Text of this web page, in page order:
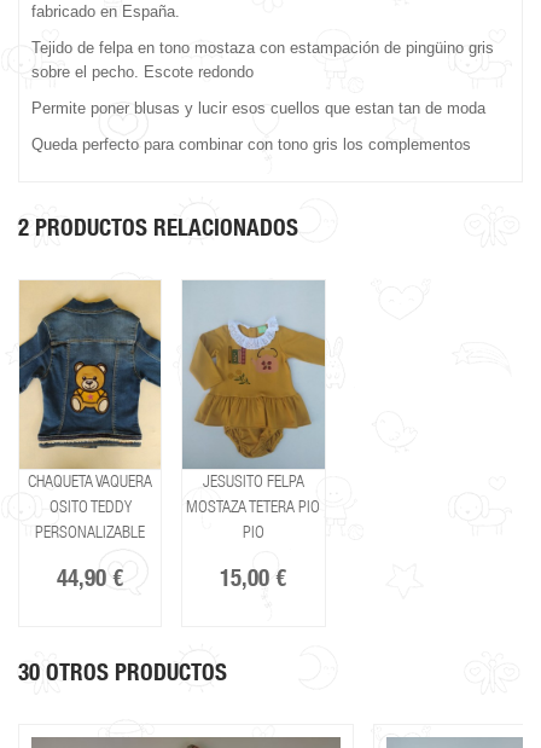
fabricado en España.
Tejido de felpa en tono mostaza con estampación de pingüino gris
sobre el pecho. Escote redondo
Permite poner blusas y lucir esos cuellos que estan tan de moda
Queda perfecto para combinar con tono gris los complementos
2 PRODUCTOS RELACIONADOS
CHAQUETA VAQUERA
OSITO TEDDY
PERSONALIZABLE
44,90 €
JESUSITO FELPA
MOSTAZA TETERA PIO
PIO
15,00 €
30 OTROS PRODUCTOS